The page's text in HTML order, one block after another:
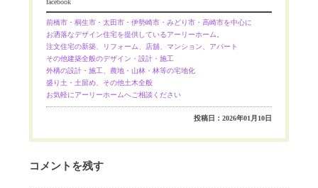
facebook
前橋市・桐生市・太田市・伊勢崎市・みどり市・高崎市を中心に
お洒落なデザイン住宅を提供しているアーリーホーム。
注文住宅の新築、リフォーム、店舖、マンション、アパート
その他建築全般のデザイン・設計・施工
外構の設計・施工、農地・山林・林等の宅地化
盛り土・土留め、その他土木全般
お気軽にアーリーホームへご相談ください
投稿日：2026年01月10日
コメントを残す